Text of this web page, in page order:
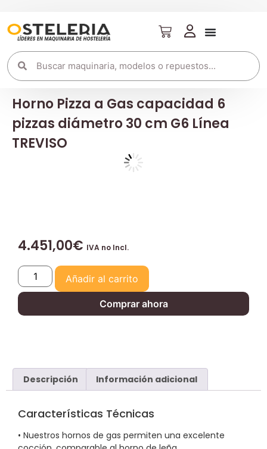
Horno Pizza a Gas capacidad 6
pizzas diámetro 30 cm G6 Línea
TREVISO
4.451,00€ IVA no Incl.
Añadir al carrito
Comprar ahora
Descripción Información adicional
Características Técnicas
• Nuestros hornos de gas permiten una excelente